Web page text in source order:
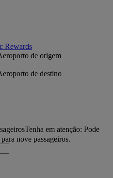
Rewards
de origem
de destino
Tenha em atenção: Pode
nove passageiros.